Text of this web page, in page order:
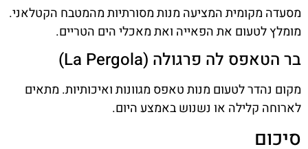
מסעדה מקומית המציעה מנות מסורתיות מהמטבח הקטלאני.
מומלץ לטעום את הפאייה ואת מאכלי הים הטריים.
בר הטאפס לה פרגולה (La Pergola)
מקום נהדר לטעום מנות טאפס מגוונות ואיכותיות. מתאים
לארוחה קלילה או נשנוש באמצע היום.
סיכום